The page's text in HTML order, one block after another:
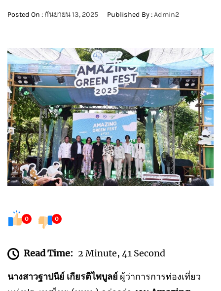
Posted On : กันยายน 13, 2025 Published By :Admin2
0 0
Read Time: 2 Minute, 41 Second
นางสาวฐาปนีย์ เกียรติไพบูลย์ ผู้ว่าการการท่องเที่ยว